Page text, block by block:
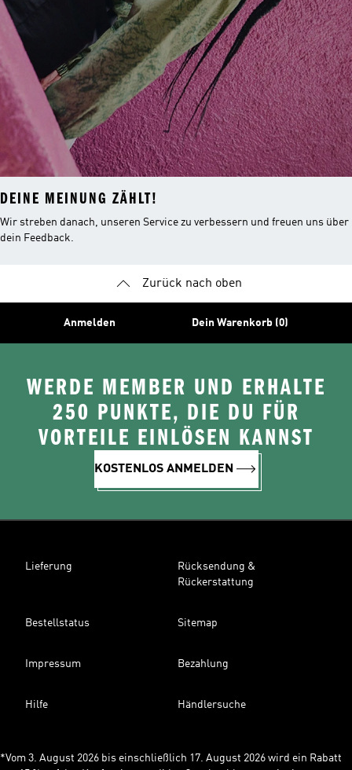
DEINE MEINUNG ZÄHLT!
Wir streben danach, unseren Service zu verbessern und freuen uns über
dein Feedback.
Zurück nach oben
Anmelden Dein Warenkorb (0)
WERDE MEMBER UND ERHALTE
250 PUNKTE, DIE DU FÜR
VORTEILE EINLÖSEN KANNST
KOSTENLOS ANMELDEN
Lieferung
Rücksendung &
Rückerstattung
Bestellstatus Sitemap
Impressum Bezahlung
Hilfe Händlersuche
*Vom 3. August 2026 bis einschließlich 17. August 2026 wird ein Rabatt